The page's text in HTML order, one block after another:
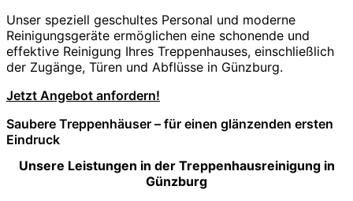
Unser speziell geschultes Personal und moderne
Reinigungsgeräte ermöglichen eine schonende und
effektive Reinigung Ihres Treppenhauses, einschließlich
der Zugänge, Türen und Abflüsse in Günzburg.
Jetzt Angebot anfordern!
Saubere Treppenhäuser – für einen glänzenden ersten
Eindruck
Unsere Leistungen in der Treppenhausreinigung in
Günzburg